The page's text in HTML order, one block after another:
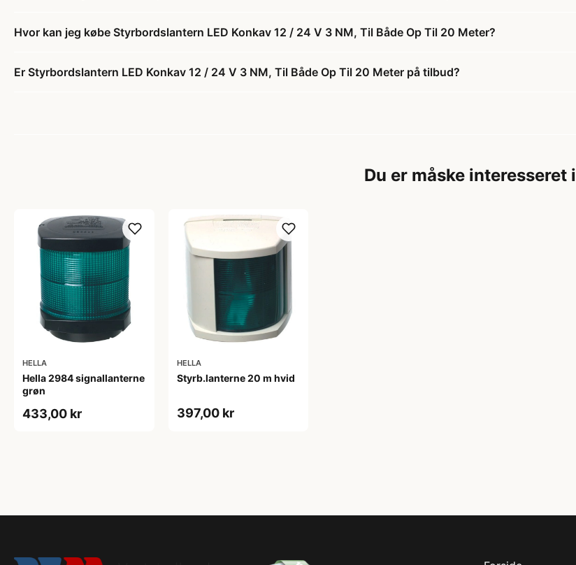
Hvor kan jeg købe Styrbordslantern LED Konkav 12 / 24 V 3 NM, Til Både Op Til 20 Meter?
Er Styrbordslantern LED Konkav 12 / 24 V 3 NM, Til Både Op Til 20 Meter på tilbud?
Du er måske interesseret i
HELLA
Hella 2984 signallanterne
grøn
433,00 kr
HELLA
Styrb.lanterne 20 m hvid
397,00 kr